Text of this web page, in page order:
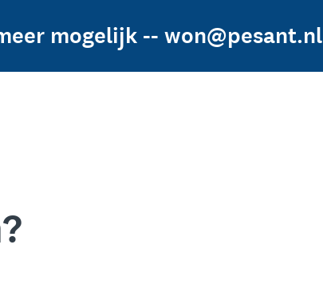
mogelijk -- won@pesant.nl